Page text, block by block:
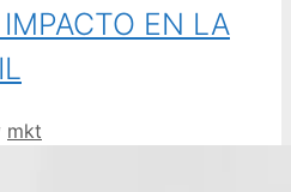
EN LA
mkt